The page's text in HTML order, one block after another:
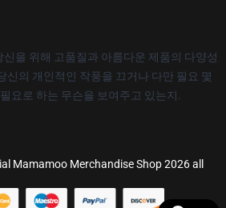
을 위해 고품질과 아름다운 제품의 다양성
신의 개인적인 작풍을 끄거나 다만 필요 몇
요로 하는 무슨을 보여주고 있는지.
Mamamoo Merchandise Shop 2026 all